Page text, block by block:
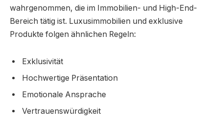
wahrgenommen, die im Immobilien- und High-End-
Bereich tätig ist. Luxusimmobilien und exklusive
Produkte folgen ähnlichen Regeln:
Exklusivität
Hochwertige Präsentation
Emotionale Ansprache
Vertrauenswürdigkeit